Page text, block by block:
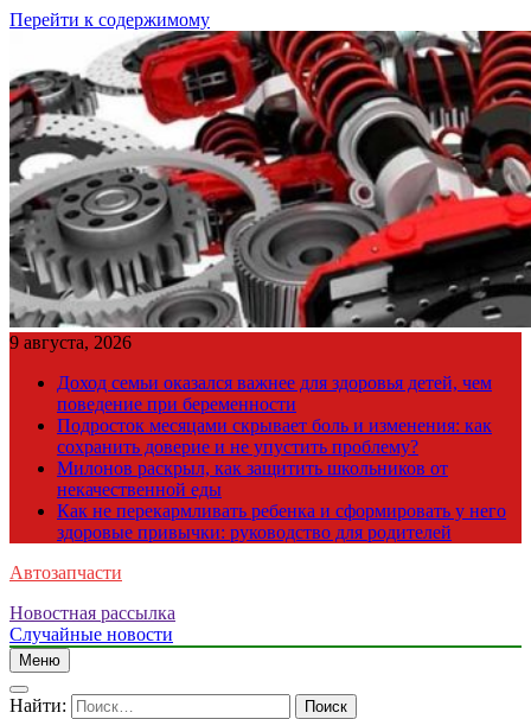
Перейти к содержимому
9 августа, 2026
Доход семьи оказался важнее для здоровья детей, чем
поведение при беременности
Подросток месяцами скрывает боль и изменения: как
сохранить доверие и не упустить проблему?
Милонов раскрыл, как защитить школьников от
некачественной еды
Как не перекармливать ребенка и сформировать у него
здоровые привычки: руководство для родителей
Автозапчасти
Новостная рассылка
Случайные новости
Меню
Найти: